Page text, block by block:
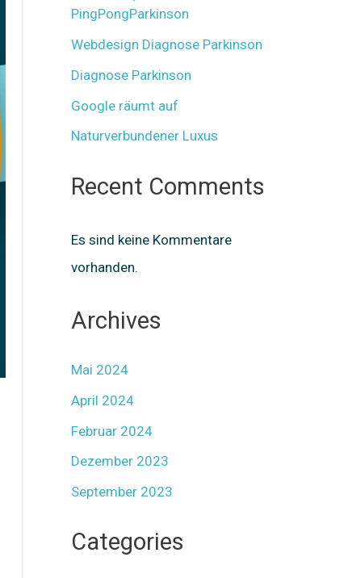
PingPongParkinson
Webdesign Diagnose Parkinson
Diagnose Parkinson
Google räumt auf
Naturverbundener Luxus
Recent Comments
Es sind keine Kommentare
vorhanden.
Archives
Mai 2024
April 2024
Februar 2024
Dezember 2023
September 2023
Categories